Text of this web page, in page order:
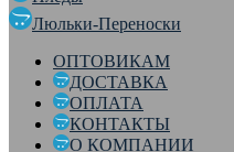
Люльки-Переноски
ОПТОВИКАМ
ДОСТАВКА
ОПЛАТА
КОНТАКТЫ
О КОМПАНИИ